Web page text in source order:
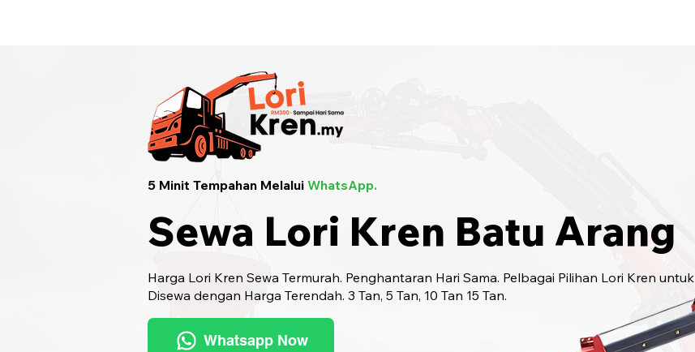
5 Minit Tempahan Melalui WhatsApp.
Sewa Lori Kren Batu Arang
Harga Lori Kren Sewa Termurah. Penghantaran Hari Sama. Pelbagai Pilihan Lori Kren untuk
Disewa dengan Harga Terendah. 3 Tan, 5 Tan, 10 Tan 15 Tan.
Whatsapp Now